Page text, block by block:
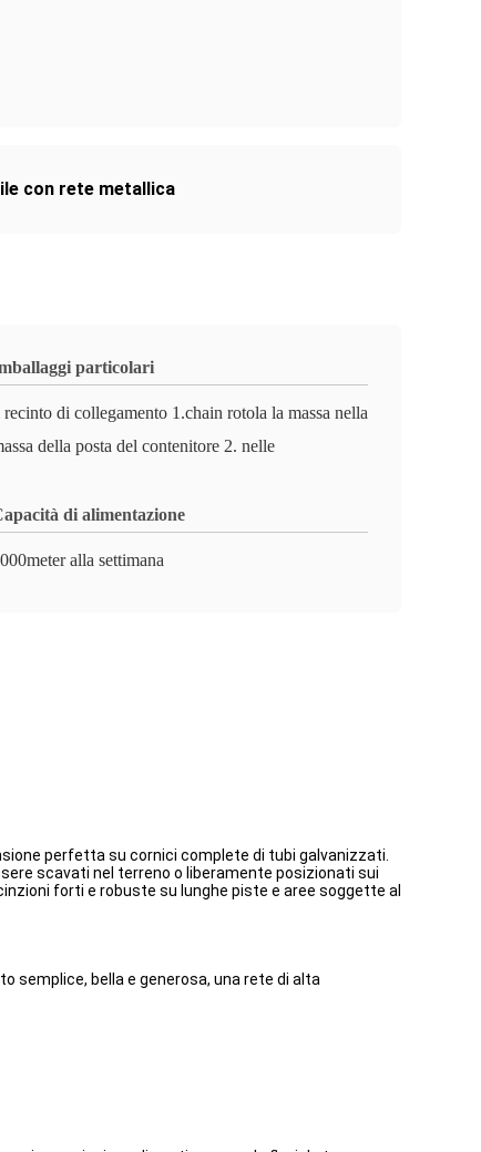
con rete metallica
particolari
di collegamento 1.chain rotola la massa nella
della posta del contenitore 2. nelle
di alimentazione
alla settimana
perfetta su cornici complete di tubi galvanizzati.
scavati nel terreno o liberamente posizionati sui
forti e robuste su lunghe piste e aree soggette al
semplice, bella e generosa, una rete di alta